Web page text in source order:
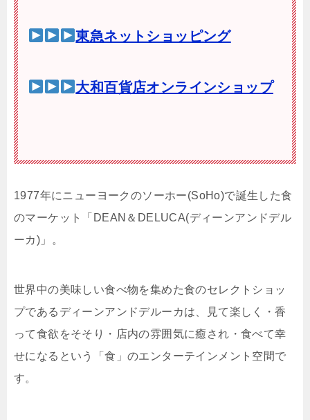
東急ネットショッピング
大和百貨店オンラインショップ
1977年にニューヨークのソーホー(SoHo)で誕生した食
のマーケット「DEAN＆DELUCA(ディーンアンドデル
ーカ)」。
世界中の美味しい食べ物を集めた食のセレクトショッ
プであるディーンアンドデルーカは、見て楽しく・香
って食欲をそそり・店内の雰囲気に癒され・食べて幸
せになるという「食」のエンターテインメント空間で
す。